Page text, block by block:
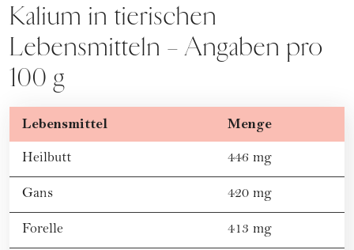
Kalium in tierischen
Lebensmitteln – Angaben pro
100 g
Lebensmittel Menge
Heilbutt 446 mg
Gans 420 mg
Forelle 413 mg